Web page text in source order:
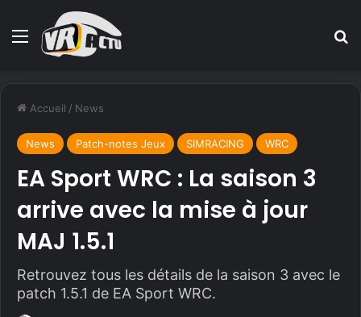
Menu
Accueil / News
News Patch-notes Jeux SIMRACING WRC
EA Sport WRC : La saison 3
arrive avec la mise à jour
MAJ 1.5.1
Retrouvez tous les détails de la saison 3 avec le
patch 1.5.1 de EA Sport WRC.